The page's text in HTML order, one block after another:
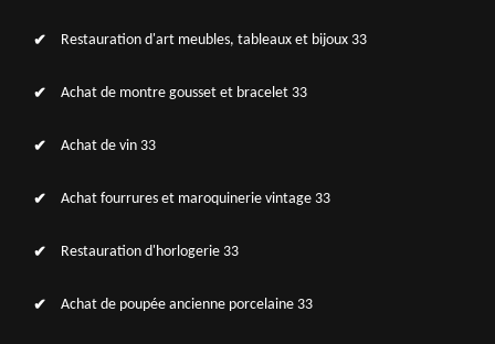
Restauration d'art meubles, tableaux et bijoux 33
Achat de montre gousset et bracelet 33
Achat de vin 33
Achat fourrures et maroquinerie vintage 33
Restauration d'horlogerie 33
Achat de poupée ancienne porcelaine 33